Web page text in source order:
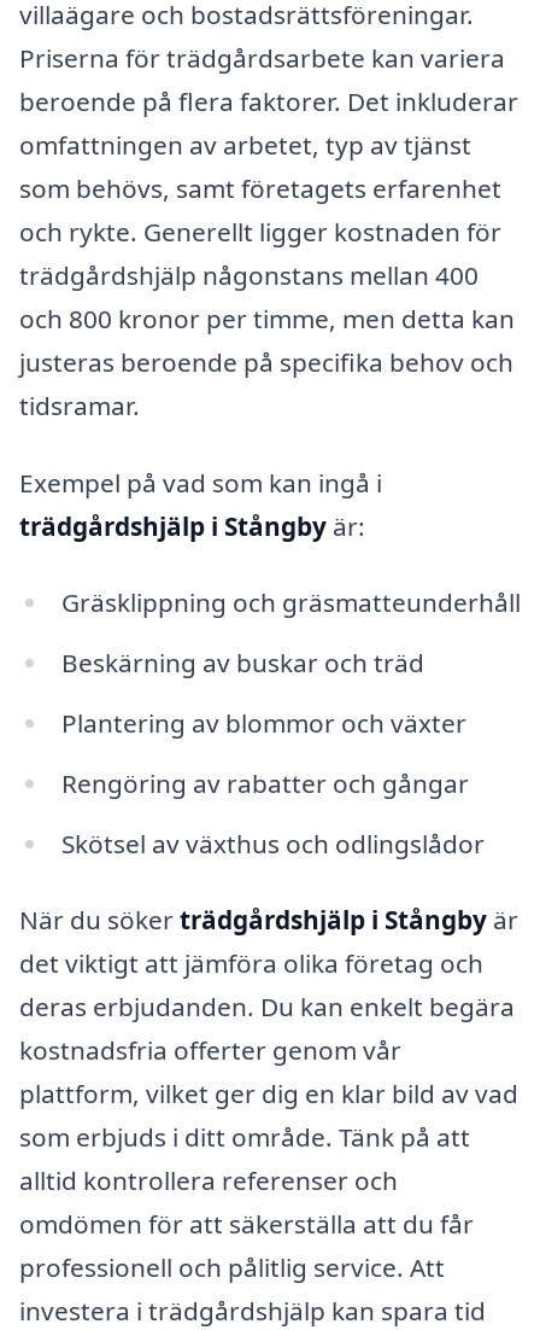
villaägare och bostadsrättsföreningar.
Priserna för trädgårdsarbete kan variera
beroende på flera faktorer. Det inkluderar
omfattningen av arbetet, typ av tjänst
som behövs, samt företagets erfarenhet
och rykte. Generellt ligger kostnaden för
trädgårdshjälp någonstans mellan 400
och 800 kronor per timme, men detta kan
justeras beroende på specifika behov och
tidsramar.
Exempel på vad som kan ingå i
trädgårdshjälp i Stångby är:
Gräsklippning och gräsmatteunderhåll
Beskärning av buskar och träd
Plantering av blommor och växter
Rengöring av rabatter och gångar
Skötsel av växthus och odlingslådor
När du sökerträdgårdshjälp i Stångby är
det viktigt att jämföra olika företag och
deras erbjudanden. Du kan enkelt begära
kostnadsfria offerter genom vår
plattform, vilket ger dig en klar bild av vad
som erbjuds i ditt område. Tänk på att
alltid kontrollera referenser och
omdömen för att säkerställa att du får
professionell och pålitlig service. Att
investera i trädgårdshjälp kan spara tid